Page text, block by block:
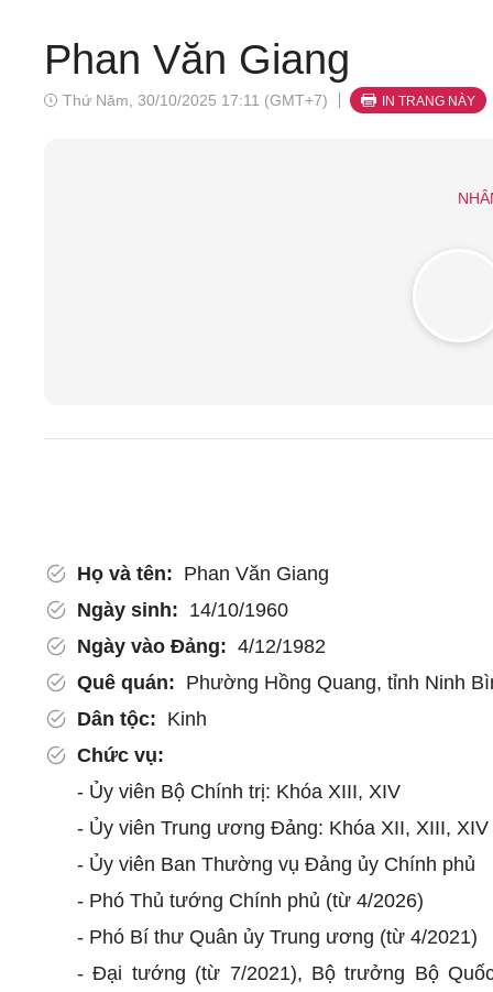
Phan Văn Giang
Thứ Năm, 30/10/2025 17:11 (GMT+7) IN TRANG NÀY
Họ và tên: Phan Văn Giang
Ngày sinh: 14/10/1960
Ngày vào Đảng: 4/12/1982
Quê quán: Phường Hồng Quang, tỉnh Ninh
Dân tộc: Kinh
Chức vụ:
- Ủy viên Bộ Chính trị: Khóa XIII, XIV
- Ủy viên Trung ương Đảng: Khóa XII, XIII, XIV
- Ủy viên Ban Thường vụ Đảng ủy Chính phủ
- Phó Thủ tướng Chính phủ (từ 4/2026)
- Phó Bí thư Quân ủy Trung ương (từ 4/2021)
- Đại tướng (từ 7/2021), Bộ trưởng Bộ